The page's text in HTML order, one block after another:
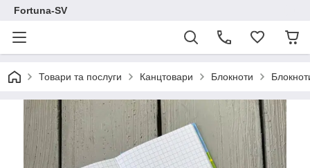
Fortuna-SV
Товари та послуги Канцтовари Блокноти